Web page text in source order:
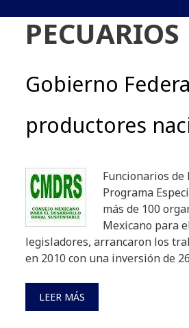
PECUARIOS
Gobierno
productores
Funcionarios
Programa
más de 100
Mexicano para
legisladores, arrancaron los
en 2010 con una inversión de
LEER MÁS